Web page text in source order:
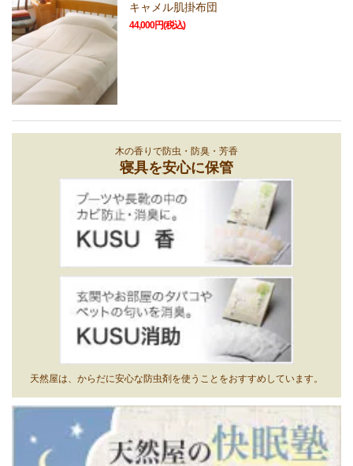
キャメル肌掛布団
44,000円(税込)
木の香りで防虫・防臭・芳香
寝具を安心に保管
天然屋は、からだに安心な防虫剤を使うことをおすすめしています。